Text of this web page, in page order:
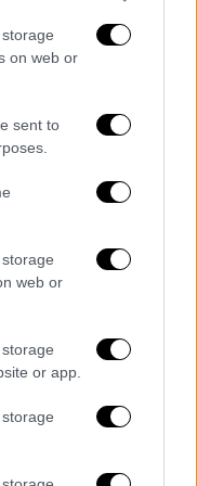
on web or
sent to
web or
or app.
το
της
ενδείξεις
έχει
αστυνομικών
Αττικής,
επίσης λόγο
αλλά και